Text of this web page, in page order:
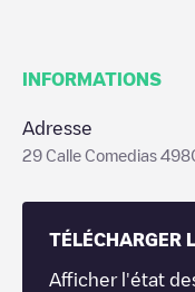
INFORMATIONS
Adresse
29 Calle Comedias
TÉLÉCHARGER
Afficher l'état